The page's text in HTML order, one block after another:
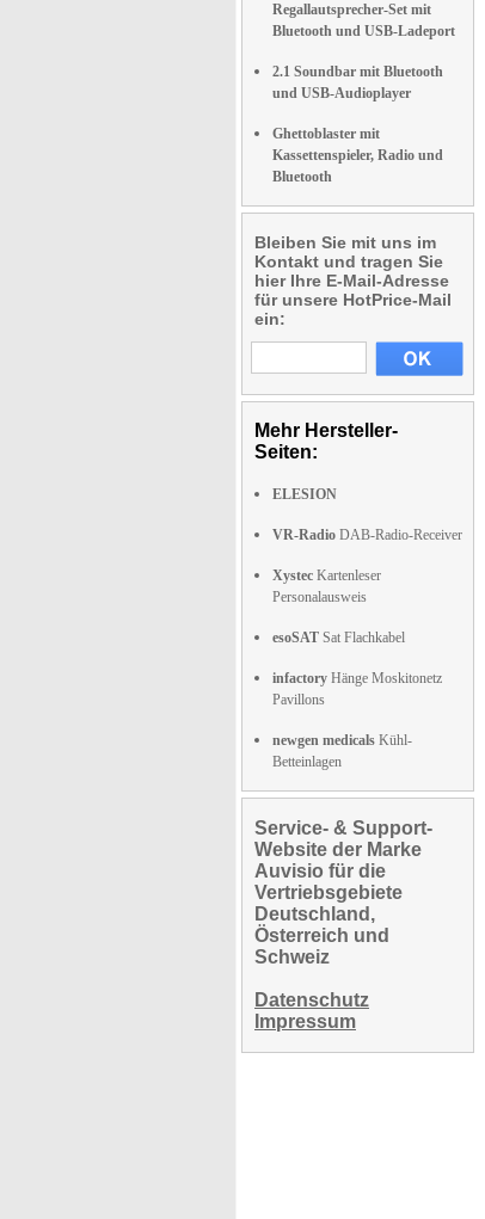
Regallautsprecher-Set mit
Bluetooth und USB-Ladeport
2.1 Soundbar mit Bluetooth
und USB-Audioplayer
Ghettoblaster mit
Kassettenspieler, Radio und
Bluetooth
Bleiben Sie mit uns im
Kontakt und tragen Sie
hier Ihre E-Mail-Adresse
für unsere HotPrice-Mail
ein:
Mehr Hersteller-
Seiten:
ELESION
VR-Radio DAB-Radio-Receiver
Xystec Kartenleser
Personalausweis
esoSAT Sat Flachkabel
infactory Hänge Moskitonetz
Pavillons
newgen medicals Kühl-
Betteinlagen
Service- & Support-
Website der Marke
Auvisio für die
Vertriebsgebiete
Deutschland,
Österreich und
Schweiz
Datenschutz
Impressum